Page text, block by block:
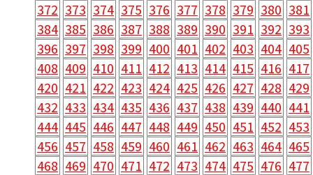
372 373 374 375 376 377 378 379 380 381
384 385 386 387 388 389 390 391 392 393
396 397 398 399 400 401 402 403 404 405
408 409 410 411 412 413 414 415 416 417
420 421 422 423 424 425 426 427 428 429
432 433 434 435 436 437 438 439 440 441
444 445 446 447 448 449 450 451 452 453
456 457 458 459 460 461 462 463 464 465
468 469 470 471 472 473 474 475 476 477